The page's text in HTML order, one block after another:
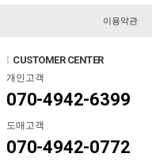
이용약관
l CUSTOMER CENTER
개인고객
070-4942-6399
도매고객
070-4942-0772